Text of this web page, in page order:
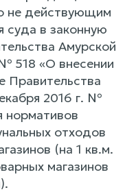
не действующим
суда в законную
Амурской
518 «О внесении
Правительства
2016 г. №
нормативов
отходов
(на 1 кв.м.
магазинов